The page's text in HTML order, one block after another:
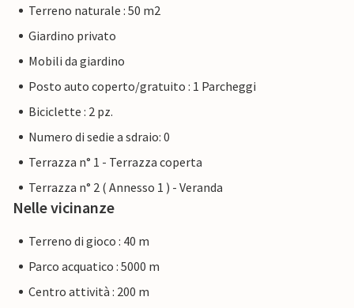
Terreno naturale : 50 m2
Giardino privato
Mobili da giardino
Posto auto coperto/gratuito : 1 Parcheggi
Biciclette : 2 pz.
Numero di sedie a sdraio: 0
Terrazza n° 1 - Terrazza coperta
Terrazza n° 2 ( Annesso 1 ) - Veranda
Nelle vicinanze
Terreno di gioco : 40 m
Parco acquatico : 5000 m
Centro attività : 200 m